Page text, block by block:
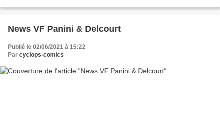
News VF Panini & Delcourt
Publié le 02/06/2021 à 15:22
Par cyclops-comics